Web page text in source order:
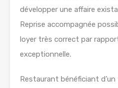
développer une affaire
Reprise accompagnée
loyer très correct par
exceptionnelle.
Restaurant bénéficiant